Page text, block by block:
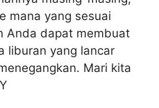
mana yang sesuai
Anda dapat membuat
liburan yang lancar
Mari kita